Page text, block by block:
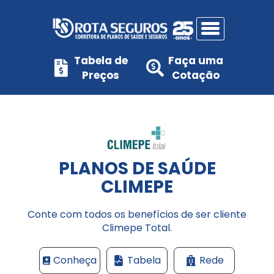
Home
Planos de Saúde
Planos de Saúde Individuais
Planos de Saúde Individuais (Adesão)
GNDI Minas
Tabela de
Preços
Faça uma
Cotação
PLANOS DE SAÚDE
CLIMEPE
Conte com todos os benefícios de ser cliente
Climepe Total.
Conheça Tabela Rede